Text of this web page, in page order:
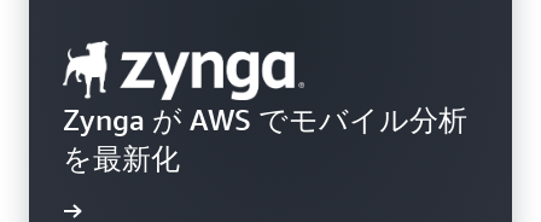
Zynga が AWS でモバイル分析
を最新化